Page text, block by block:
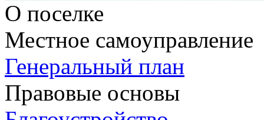
О поселке
Местное самоуправление
Генеральный план
Правовые основы